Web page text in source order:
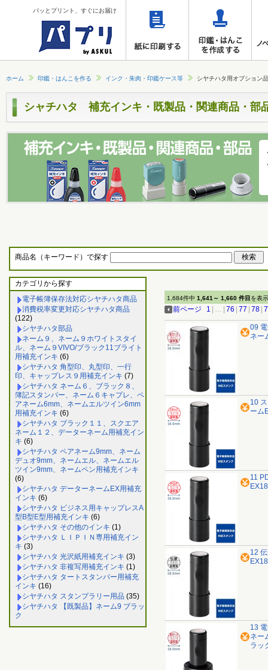
パッとプリント、すぐにお届け
ホーム 印鑑・はんこを作る インク・朱肉・印鑑ケース等 シヤチハタ用オプション品
シャチハタ 補充インキ・既製品・関連商品・部
商品名（キーワード）で探す
カテゴリから探す
電子帳簿保存法対応シヤチハタ商品
消費税率変更対応シヤチハタ商品
(122)
シヤチハタ部品
ネーム９、ネーム９ホワイトスタイ
ル、ネーム９VIVO/ブラック11ブライト
用補充インキ (6)
シヤチハタ 角型印、丸型印、一行
印、キャップレス９用補充インキ (7)
シヤチハタ ネーム６、ブラック８、
簿記スタンパー、ネーム６キャプレ、ペ
アネーム6mm、ネームエルツイン6mm
用補充インキ (6)
シヤチハタ ブラック１１、スクエア
ネーム１２、データーネーム用補充イン
キ (6)
シヤチハタ ペアネーム9mm、ネーム
デュオ9mm、ネームエル、ネームエル
ツイン9mm、ネームペン用補充インキ
(6)
シヤチハタ データーネームEX用補充
インキ (6)
シヤチハタ ビジネス用キャップレスA
型B型E型用補充インキ (6)
シヤチハタ その他のインキ (1)
シヤチハタ ＬＩＰＩＮ専用補充イン
キ (3)
シヤチハタ 光沢紙用補充インキ (3)
シヤチハタ 非複写用補充インキ (1)
シヤチハタ タートスタンパー用補充
インキ (16)
シヤチハタ スタンプラリー用品 (35)
シヤチハタ 【既製品】ネーム9 ブラッ
ク
1,684件中 1,641～ 1,660 件目 を表示
前ページ 1 … 76 77 78
09
ネー
10
ーム
11
12
13
ネー
ラッ